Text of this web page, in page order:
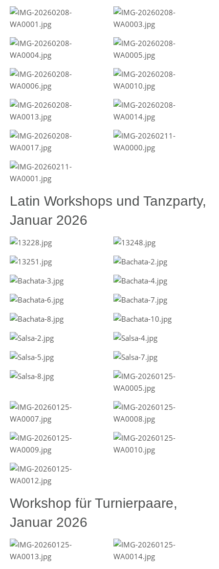
Latin Workshops und Tanzparty,
Januar 2026
Workshop für Turnierpaare,
Januar 2026